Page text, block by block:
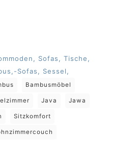
Sofas, Tische,
Sofas, Sessel,
Bambusmöbel
Java Jawa
Sitzkomfort